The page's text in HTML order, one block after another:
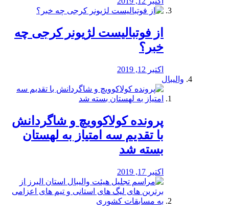
از فوتبالیست لژیونر کرجی چه
خبر؟
اکتبر 12, 2019
والیبال
پرونده کولاکوویچ و شاگردانش
با تقدیم سه امتیاز به لهستان
بسته شد
اکتبر 17, 2019